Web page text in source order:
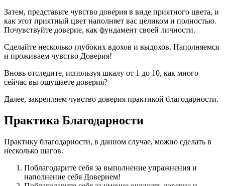
Затем, представьте чувство доверия в виде приятного цвета, и
как этот приятный цвет наполняет вас целиком и полностью.
Почувствуйте доверие, как фундамент своей личности.
Сделайте несколько глубоких вдохов и выдохов. Наполняемся
и проживаем чувство Доверия!
Вновь отследите, используя шкалу от 1 до 10, как много
сейчас вы ощущаете доверия?
Далее, закрепляем чувство доверия практикой благодарности.
Практика Благодарности
Практику благодарности, в данном случае, можно сделать в
несколько шагов.
Поблагодарите себя за выполнение упражнения и
наполнение себя Доверием!